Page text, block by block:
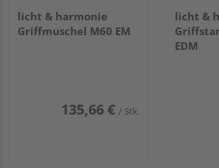
licht & harmonie
Griffmuschel M60 EM
135,66 € / Stk.
licht &
EDM